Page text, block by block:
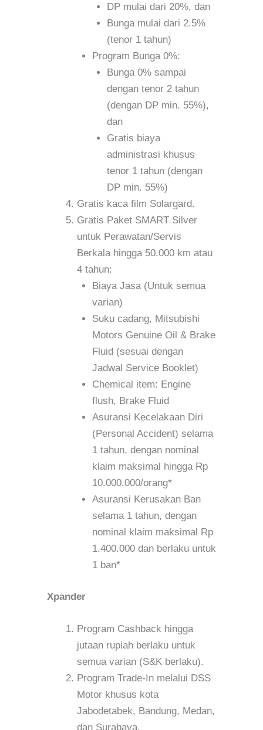
DP mulai dari 20%, dan
Bunga mulai dari 2.5%
(tenor 1 tahun)
Program Bunga 0%:
Bunga 0% sampai
dengan tenor 2 tahun
(dengan DP min. 55%),
dan
Gratis biaya
administrasi khusus
tenor 1 tahun (dengan
DP min. 55%)
Gratis kaca film Solargard.
Gratis Paket SMART Silver
untuk Perawatan/Servis
Berkala hingga 50.000 km atau
4 tahun:
Biaya Jasa (Untuk semua
varian)
Suku cadang, Mitsubishi
Motors Genuine Oil & Brake
Fluid (sesuai dengan
Jadwal Service Booklet)
Chemical item: Engine
flush, Brake Fluid
Asuransi Kecelakaan Diri
(Personal Accident) selama
1 tahun, dengan nominal
klaim maksimal hingga Rp
10.000.000/orang*
Asuransi Kerusakan Ban
selama 1 tahun, dengan
nominal klaim maksimal Rp
1.400.000 dan berlaku untuk
1 ban*
Xpander
Program Cashback hingga
jutaan rupiah berlaku untuk
semua varian (S&K berlaku).
Program Trade-In melalui DSS
Motor khusus kota
Jabodetabek, Bandung, Medan,
dan Surabaya.